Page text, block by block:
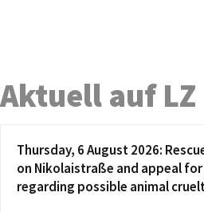
Aktuell auf LZ
Thursday, 6 August 2026:
on Nikolaistraße and appeal
regarding possible animal